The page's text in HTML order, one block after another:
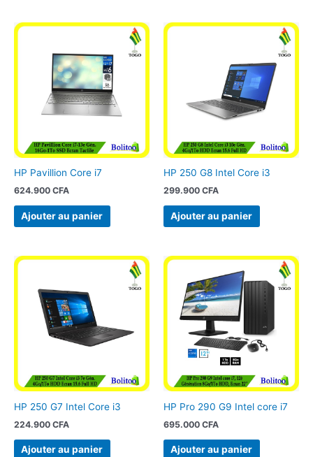
HP Pavillion Core i7
624.900 CFA
Ajouter au panier
HP 250 G8 Intel Core i3
299.900 CFA
Ajouter au panier
HP 250 G7 Intel Core i3
224.900 CFA
Ajouter au panier
HP Pro 290 G9 Intel core i7
695.000 CFA
Ajouter au panier